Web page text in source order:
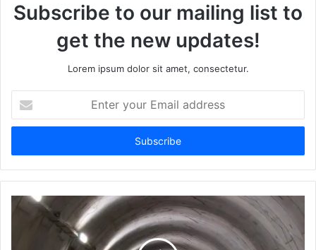
Subscribe to our mailing list to
get the new updates!
Lorem ipsum dolor sit amet, consectetur.
your
Email